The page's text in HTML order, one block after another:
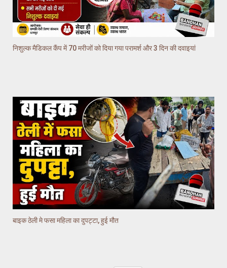
निशुल्क मैडिकल कैंप में 70 मरीजों को दिया गया परामर्श और 3 दिन की दवाइयां
बाइक ठेली मे फसा महिला का दुपट्टा, हुई मौत